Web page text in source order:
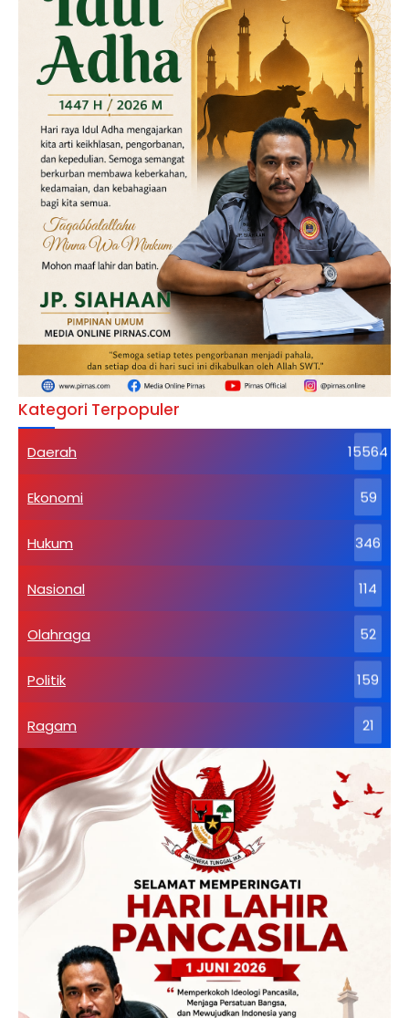
Kategori Terpopuler
Daerah 15564
Ekonomi 59
Hukum 346
Nasional 114
Olahraga 52
Politik 159
Ragam 21